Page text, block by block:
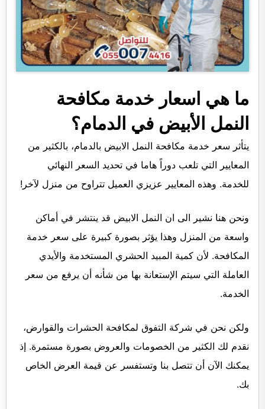
ما هي اسعار خدمة مكافحة
النمل الأبيض في الدمام؟
يتأثر سعر خدمة مكافحة النمل الابيض بالدمام، بالكثير من
المعايير التي تلعب دوراً هاما في تحديد السعر النهائي
للخدمة. وهذه المعايير عزيزي العميل تتراوح من منزل لآخر!
ونحن هنا نشير الى ان النمل الابيض قد ينتشر في أماكن
واسعة من المنزل وهذا يؤثر بصورة كبيرة على سعر خدمة
المكافحة. لأن كمية المبيد الحشري المستخدمة والأيدي
العاملة التي سيتم الإستعانة بها من شأنه أن يرفع من سعر
الخدمة.
ولكن نحن في شركة التفوق لمكافحة الحشرات والقوارض،
نقدم لك الكثير من الخصومات والعروض بصورة مستمرة. إذ
يمكنك الآن أن تتصل بنا وتستفسر عن قيمة العرض الخاص
بك.